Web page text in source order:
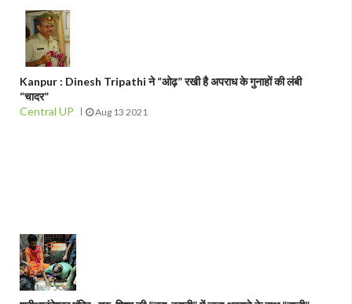
Kanpur : Dinesh Tripathi ने “ओढ़” रखी है अपराध के गुनाहों की लंबी
“चादर”
Central UP
Aug 13 2021